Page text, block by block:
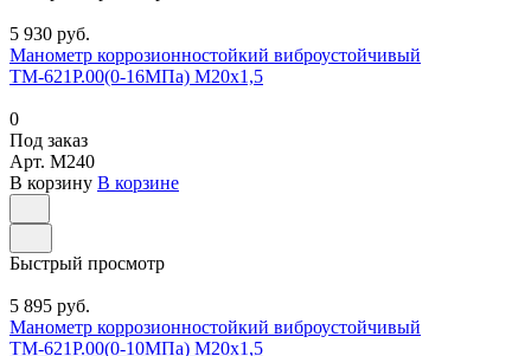
5 930 руб.
Манометр коррозионностойкий виброустойчивый
ТМ-621Р.00(0-16МПа) М20х1,5
0
Под заказ
Арт. M240
В корзину В корзине
Быстрый просмотр
5 895 руб.
Манометр коррозионностойкий виброустойчивый
ТМ-621Р.00(0-10МПа) М20х1,5